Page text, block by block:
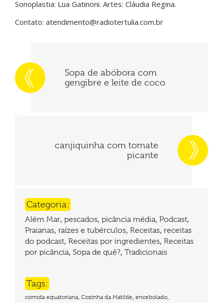
Sonoplastia: Lua Gatinoni. Artes: Cláudia Regina.
Contato: atendimento@radiotertulia.com.br
Sopa de abóbora com
gengibre e leite de coco
canjiquinha com tomate
picante
Categoria:
Além Mar, pescados, picância média, Podcast,
Praianas, raízes e tubérculos, Receitas, receitas
do podcast, Receitas por ingredientes, Receitas
por picância, Sopa de quê?, Tradicionais
Tags:
comida equatoriana, Cozinha da Matilde, encebolado,